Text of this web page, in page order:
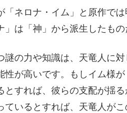
「ネロナ・イム」と原作で
」は「神」から派生したもの
謎の力や知識は、天竜人に
性が高いです。もしイム様
とすれば、彼らの支配が揺
ているとすれば、天竜人が